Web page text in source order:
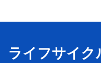
ライフサイク